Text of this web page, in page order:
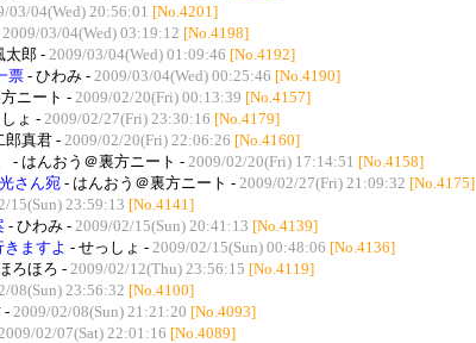
03/04(Wed) 20:56:01 [No.4201]
2009/03/04(Wed) 03:19:12 [No.4198]
郎 - 2009/03/04(Wed) 01:09:46 [No.4192]
票- ひわみ - 2009/03/04(Wed) 00:25:46 [No.4190]
ニート - 2009/02/20(Fri) 00:13:39 [No.4157]
ょ - 2009/02/27(Fri) 23:30:16 [No.4179]
郎真君 - 2009/02/20(Fri) 22:06:26 [No.4160]
- はんおう＠裏方ニート - 2009/02/20(Fri) 17:14:51 [No.4158]
さん宛 - はんおう＠裏方ニート - 2009/02/27(Fri) 21:09:32 [No.4175]
15(Sun) 23:59:13 [No.4141]
- ひわみ - 2009/02/15(Sun) 20:41:13 [No.4139]
ますよ - せっしょ - 2009/02/15(Sun) 00:48:06 [No.4136]
ろほろ - 2009/02/12(Thu) 23:56:15 [No.4119]
08(Sun) 23:56:32 [No.4100]
- 2009/02/08(Sun) 21:21:20 [No.4093]
2009/02/07(Sat) 22:01:16 [No.4089]